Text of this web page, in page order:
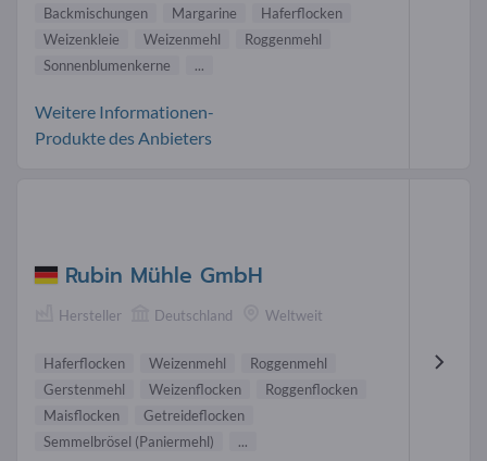
Backmischungen
Margarine
Haferflocken
Weizenkleie
Weizenmehl
Roggenmehl
Sonnenblumenkerne
...
Weitere Informationen-
Produkte des Anbieters
Rubin Mühle GmbH
Hersteller Deutschland Weltweit
Haferflocken Weizenmehl
Roggenmehl
Gerstenmehl
Weizenflocken
Roggenflocken
Maisflocken
Getreideflocken
Semmelbrösel (Paniermehl)
...